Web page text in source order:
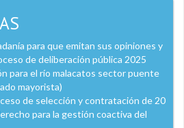
para que emitan sus opiniones y
de deliberación pública 2025
para el río malacatos sector puente
mayorista)
de selección y contratación de 20
para la gestión coactiva del